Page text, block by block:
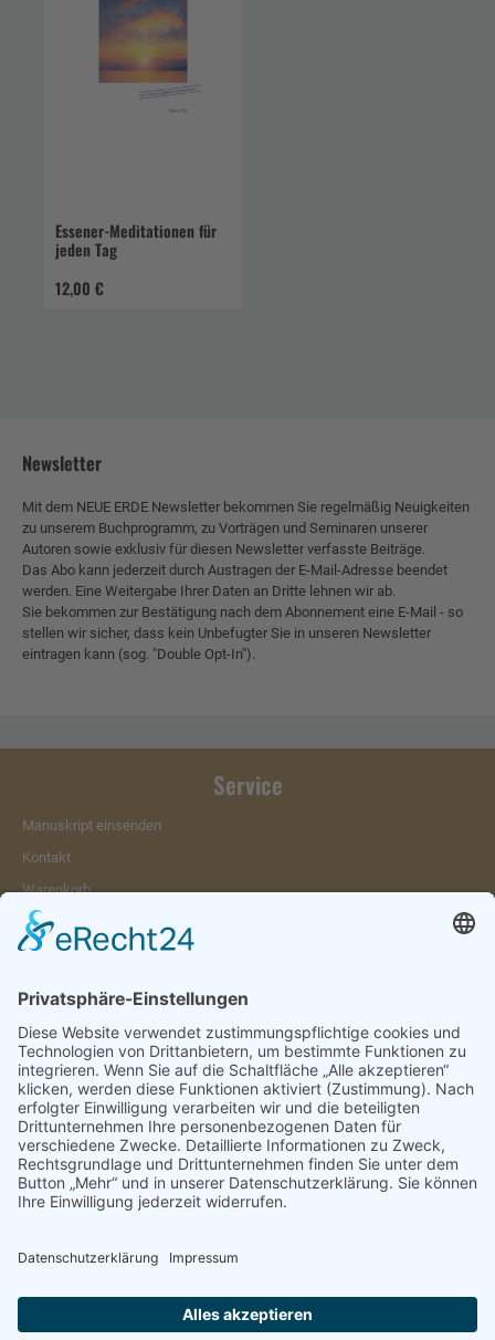
Essener-Meditationen für
jeden Tag
12,00 €
Newsletter
Mit dem NEUE ERDE Newsletter bekommen Sie regelmäßig Neuigkeiten
zu unserem Buchprogramm, zu Vorträgen und Seminaren unserer
Autoren sowie exklusiv für diesen Newsletter verfasste Beiträge.
Das Abo kann jederzeit durch Austragen der E-Mail-Adresse beendet
werden. Eine Weitergabe Ihrer Daten an Dritte lehnen wir ab.
Sie bekommen zur Bestätigung nach dem Abonnement eine E-Mail - so
stellen wir sicher, dass kein Unbefugter Sie in unseren Newsletter
eintragen kann (sog. "Double Opt-In").
Service
Manuskript einsenden
Kontakt
Warenkorb
Konto
Merkzettel
Vertrag widerrufen
Informationen
Impressum & Disclaimer
AGB und Widerrufsrecht
Verpackung und Versand